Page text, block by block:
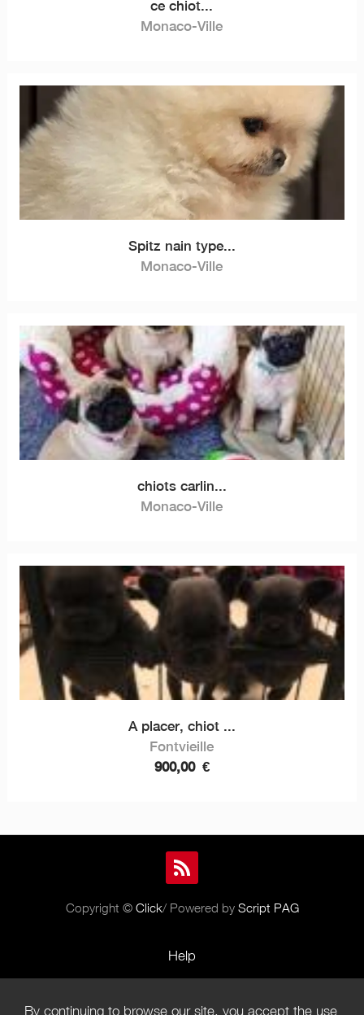
ce chiot...
Monaco-Ville
Spitz nain type...
Monaco-Ville
chiots carlin...
Monaco-Ville
A placer, chiot ...
Fontvieille
900,00 €
Copyright © Click/ Powered by Script PAG
Help
By continuing to browse our site, you accept the use